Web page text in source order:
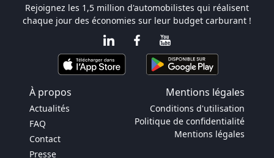
Rejoignez les 1,5 million d'automobilistes qui réalisent
chaque jour des économies sur leur budget carburant !
À propos Mentions légales
Actualités
FAQ
Contact
Presse
Conditions d'utilisation
Politique de confidentialité
Mentions légales